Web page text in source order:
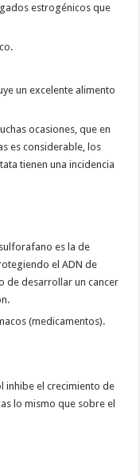
estrogénicos que
un excelente alimento
ocasiones, que en
es considerable, los
tienen una incidencia
es la de
el ADN de
de desarrollar un cancer
(medicamentos).
inhibe el crecimiento de
lo mismo que sobre el